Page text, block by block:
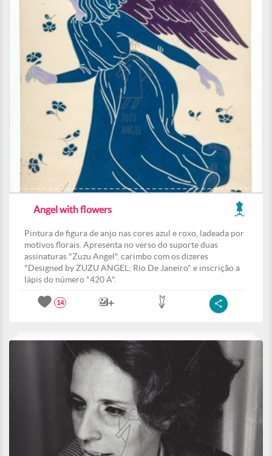
Angel with flowers
Pintura de figura de anjo nas cores azul e roxo, ladeada por
motivos florais. Apresenta no verso do suporte duas
assinaturas "Zuzu Angel", carimbo com os dizeres
"Designed by ZUZU ANGEL; Rio De Janeiro" e inscrição a
lápis do número "420 A".
14